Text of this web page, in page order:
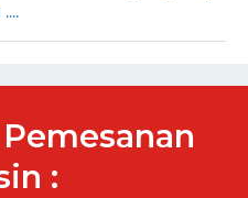
: